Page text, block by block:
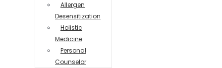
Allergen
Desensitization
Holistic
Medicine
Personal
Counselor